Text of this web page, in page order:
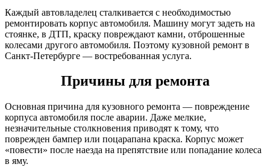
Каждый автовладелец сталкивается с необходимостью
ремонтировать корпус автомобиля. Машину могут задеть на
стоянке, в ДТП, краску повреждают камни, отброшенные
колесами другого автомобиля. Поэтому кузовной ремонт в
Санкт-Петербурге — востребованная услуга.
Причины для ремонта
Основная причина для кузовного ремонта — повреждение
корпуса автомобиля после аварии. Даже мелкие,
незначительные столкновения приводят к тому, что
поврежден бампер или поцарапана краска. Корпус может
«повести» после наезда на препятствие или попадание колеса
в яму.